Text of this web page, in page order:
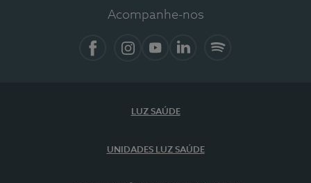
Acompanhe-nos
LUZ SAÚDE
UNIDADES LUZ SAÚDE